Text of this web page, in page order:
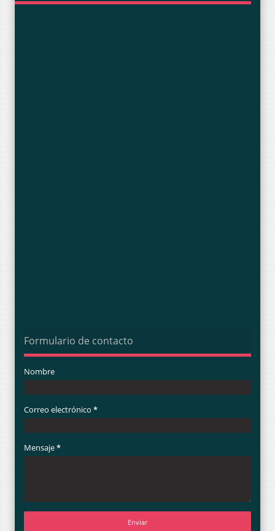
Formulario de contacto
Nombre
Correo electrónico *
Mensaje*